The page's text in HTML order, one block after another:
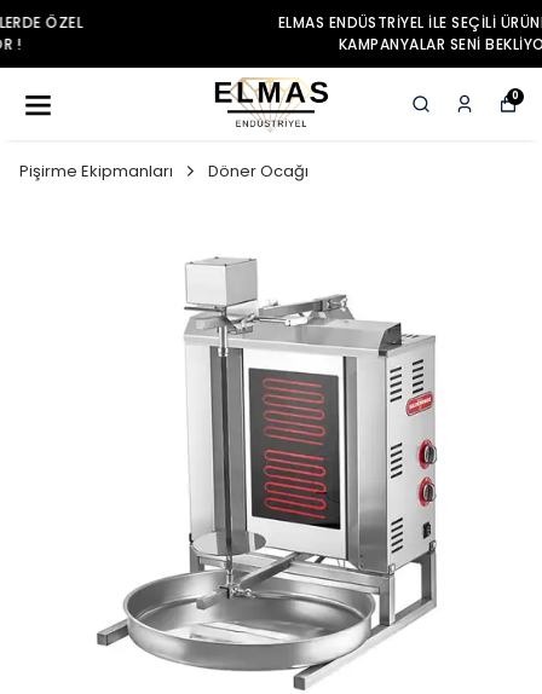
ELMAS ENDÜSTRIYEL ILE SEÇILI ÜRÜNLERDE ÖZEL
KAMPANYALAR SENI BEKLIYOR !
0
Pişirme Ekipmanları Döner Ocağı